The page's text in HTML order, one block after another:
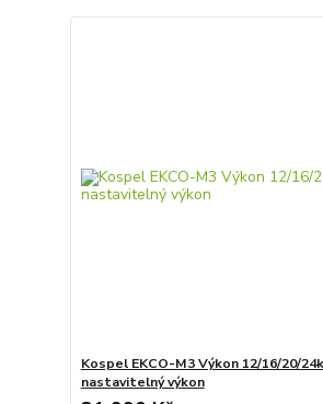
Kospel EKCO-M3 Výkon 12/16/20/
nastavitelný výkon